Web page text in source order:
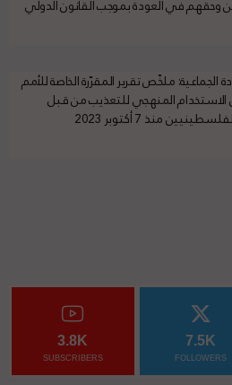
وحقهم في العودة بموجب القانون الدولي
الجماعية: ملخّص تقرير المقرّرة الخاصة للأمم
الاستخدام المنهجي للتعذيب من قبل
منذ 7 أكتوبر 2023
7.5K
FOLLOWERS
3.8K
SUBSCRIBERS